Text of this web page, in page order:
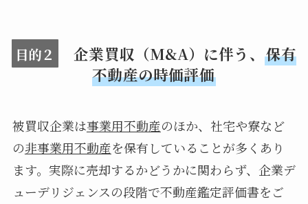
目的２ 企業買収（M&A）に伴う、 保有
不動産の時価評価
被買収企業は事業用不動産のほか、社宅や寮など
の非事業用不動産を保有していることが多くあり
ます。実際に売却するかどうかに関わらず、企業デ
ューデリジェンスの段階で不動産鑑定評価書をご